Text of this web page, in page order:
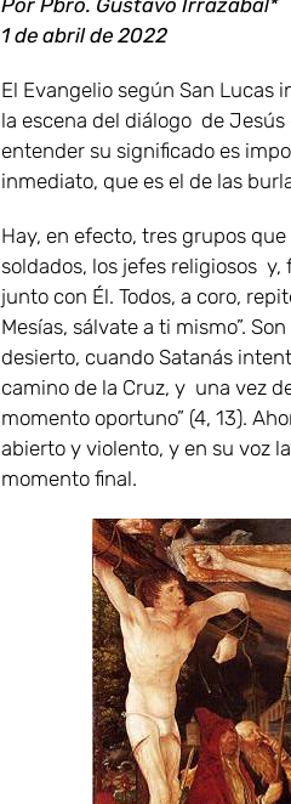
Por Pbro. Gustavo Irrazábal*
1 de abril de 2022
El Evangelio según San Lucas
la escena del diálogo de Jesús
entender su significado es
inmediato, que es el de las
Hay, en efecto, tres grupos
soldados, los jefes religiosos
junto con Él. Todos, a coro,
Mesías, sálvate a ti mismo”.
desierto, cuando Satanás
camino de la Cruz, y una vez
momento oportuno” (4, 13).
abierto y violento, y en su voz
momento final.